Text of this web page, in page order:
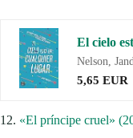
El cielo
Nelson,
5,65 EUR
12. «El príncipe cruel»